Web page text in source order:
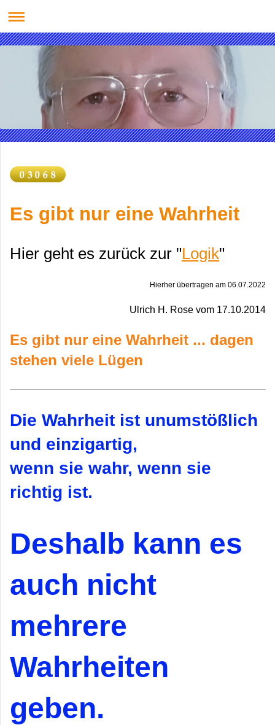
Es gibt nur eine Wahrheit
Hier geht es zurück zur "Logik"
Hierher übertragen am 06.07.2022
Ulrich H. Rose vom 17.10.2014
Es gibt nur eine Wahrheit ... dagen
stehen viele Lügen
Die Wahrheit ist unumstößlich
und einzigartig,
wenn sie wahr, wenn sie
richtig ist.
Deshalb kann es
auch nicht
mehrere
Wahrheiten
geben.